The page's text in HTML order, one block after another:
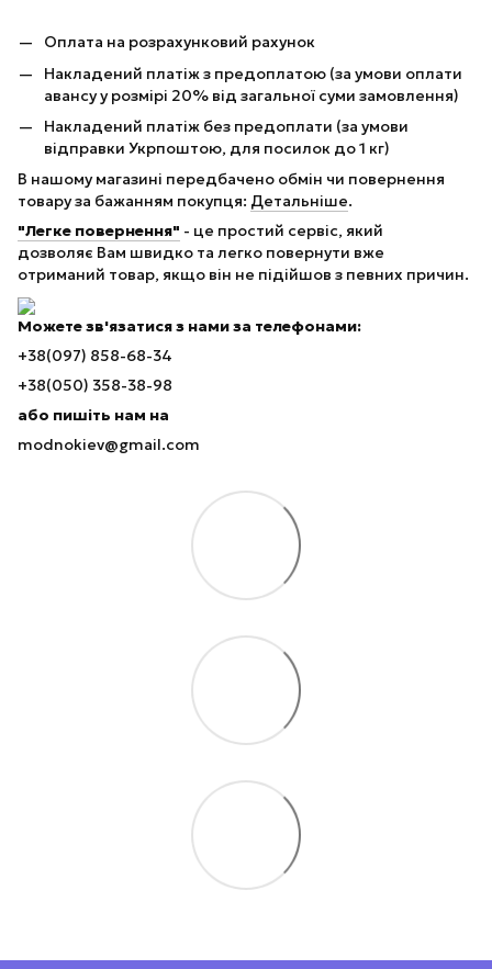
Оплата на розрахунковий рахунок
Накладений платіж з предоплатою (за умови оплати
авансу у розмірі 20% від загальної суми замовлення)
Накладений платіж без предоплати (за умови
відправки Укрпоштою, для посилок до 1 кг)
В нашому магазині передбачено обмін чи повернення
товару за бажанням покупця: Детальніше.
"Легке повернення" - це простий сервіс, який
дозволяє Вам швидко та легко повернути вже
отриманий товар, якщо він не підійшов з певних причин.
Можете зв'язатися з нами за телефонами:
+38(097) 858-68-34
+38(050) 358-38-98
або пишіть нам на
modnokiev@gmail.com